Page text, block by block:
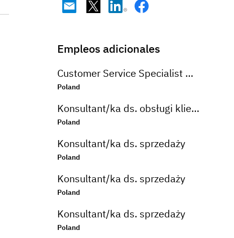
Empleos adicionales
Customer Service Specialist with Finnish and Swedish
Poland
Konsultant/ka ds. obsługi klienta
Poland
Konsultant/ka ds. sprzedaży
Poland
Konsultant/ka ds. sprzedaży
Poland
Konsultant/ka ds. sprzedaży
Poland